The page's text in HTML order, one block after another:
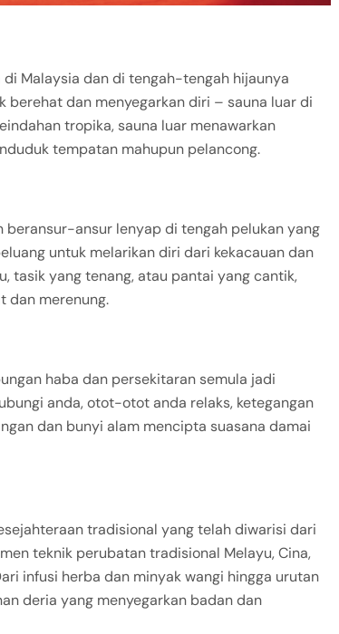
Malaysia dan di tengah-tengah hijaunya
dan menyegarkan diri – sauna luar di
tropika, sauna luar menawarkan
tempatan mahupun pelancong.
beransur-ansur lenyap di tengah pelukan yang
untuk melarikan diri dari kekacauan dan
tasik yang tenang, atau pantai yang cantik,
dan merenung.
haba dan persekitaran semula jadi
anda, otot-otot anda relaks, ketegangan
dan bunyi alam mencipta suasana damai
tradisional yang telah diwarisi dari
teknik perubatan tradisional Melayu, Cina,
infusi herba dan minyak wangi hingga urutan
deria yang menyegarkan badan dan